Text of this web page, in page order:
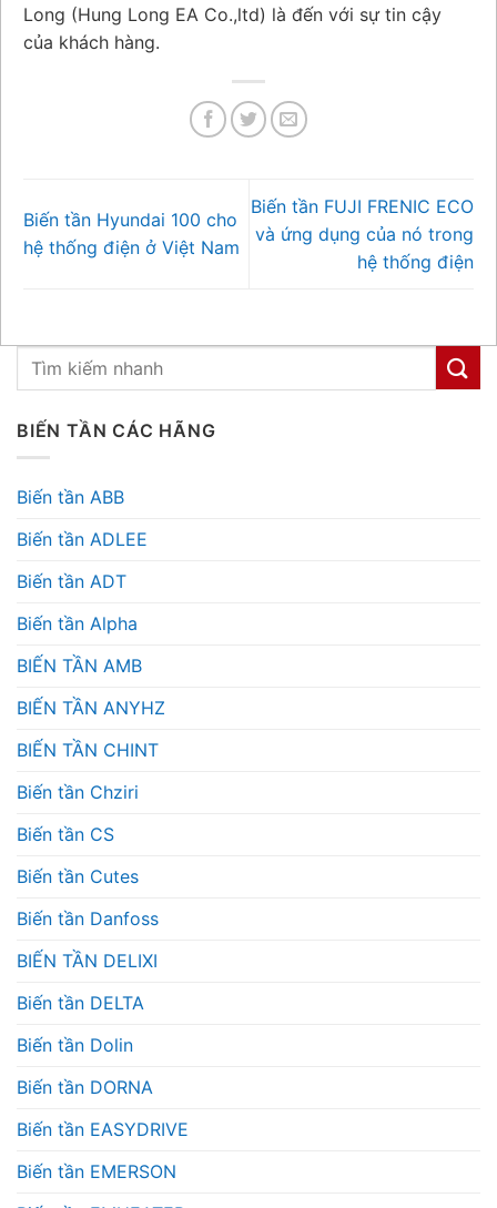
BIẾN TẦN CÁC HÃNG
Biến tần ABB
Biến tần ADLEE
Biến tần ADT
Biến tần Alpha
BIẾN TẦN AMB
BIẾN TẦN ANYHZ
BIẾN TẦN CHINT
Biến tần Chziri
Biến tần CS
Biến tần Cutes
Biến tần Danfoss
BIẾN TẦN DELIXI
Biến tần DELTA
Biến tần Dolin
Biến tần DORNA
Biến tần EASYDRIVE
Biến tần EMERSON
Long (Hung Long EA Co.,ltd) là đến với sự tin cậy
của khách hàng.
Biến tần Hyundai 100 cho
hệ thống điện ở Việt Nam
Biến tần FUJI FRENIC ECO
và ứng dụng của nó trong
hệ thống điện